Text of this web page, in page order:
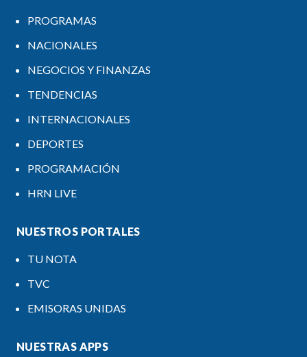
PROGRAMAS
NACIONALES
NEGOCIOS Y FINANZAS
TENDENCIAS
INTERNACIONALES
DEPORTES
PROGRAMACIÓN
HRN LIVE
NUESTROS PORTALES
TU NOTA
TVC
EMISORAS UNIDAS
NUESTRAS APPS